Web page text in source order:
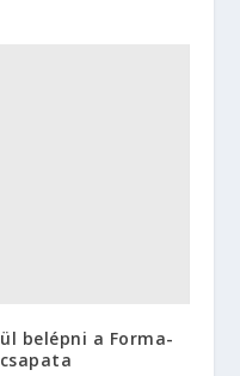
belépni a Forma-